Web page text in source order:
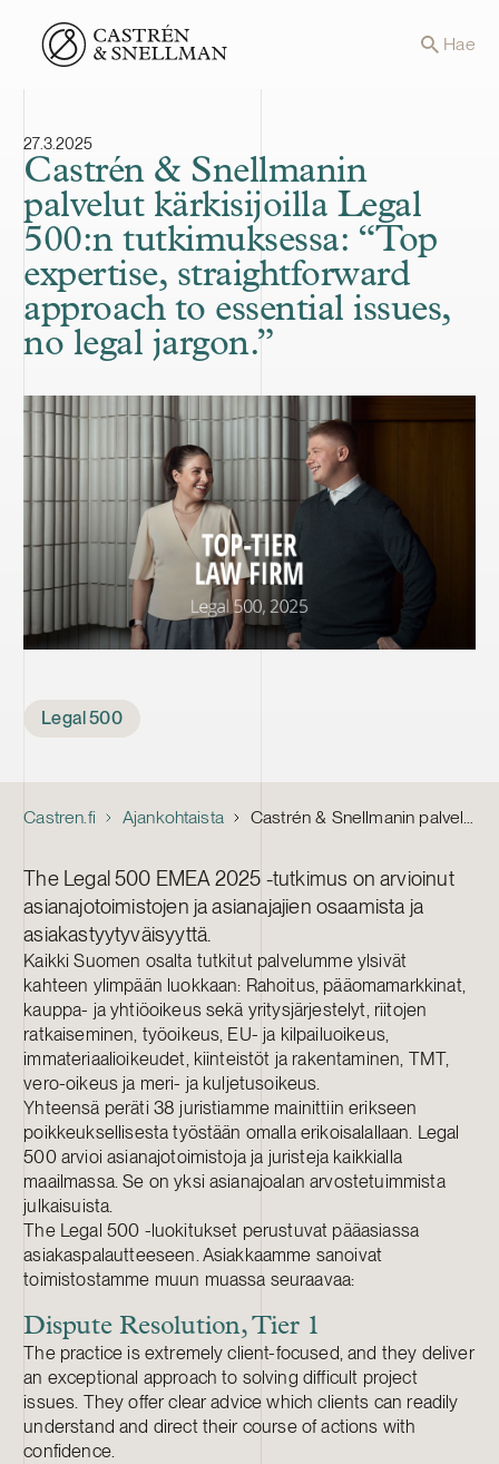
Front page Hae
27.3.2025
Castrén & Snellmanin
palvelut kärkisijoilla Legal
500:n tutkimuksessa: “Top
expertise, straightforward
approach to essential issues,
no legal jargon.”
Legal 500
Castren.fi Ajankohtaista Castrén & Snellmanin palvelut kärkisijoilla Legal 500:n tutkimuksessa: “Top expertise, straightforward approach to essential issues, no legal jargon.”
The Legal 500 EMEA 2025 -tutkimus on arvioinut
asianajotoimistojen ja asianajajien osaamista ja
asiakastyytyväisyyttä.
Kaikki Suomen osalta tutkitut palvelumme ylsivät
kahteen ylimpään luokkaan: Rahoitus, pääomamarkkinat,
kauppa- ja yhtiöoikeus sekä yritysjärjestelyt, riitojen
ratkaiseminen, työoikeus, EU- ja kilpailuoikeus,
immateriaalioikeudet, kiinteistöt ja rakentaminen, TMT,
vero-oikeus ja meri- ja kuljetusoikeus.
Yhteensä peräti 38 juristiamme mainittiin erikseen
poikkeuksellisesta työstään omalla erikoisalallaan. Legal
500 arvioi asianajotoimistoja ja juristeja kaikkialla
maailmassa. Se on yksi asianajoalan arvostetuimmista
julkaisuista.
The Legal 500 -luokitukset perustuvat pääasiassa
asiakaspalautteeseen. Asiakkaamme sanoivat
toimistostamme muun muassa seuraavaa:
Dispute Resolution, Tier 1
The practice is extremely client-focused, and they deliver
an exceptional approach to solving difficult project
issues. They offer clear advice which clients can readily
understand and direct their course of actions with
confidence.